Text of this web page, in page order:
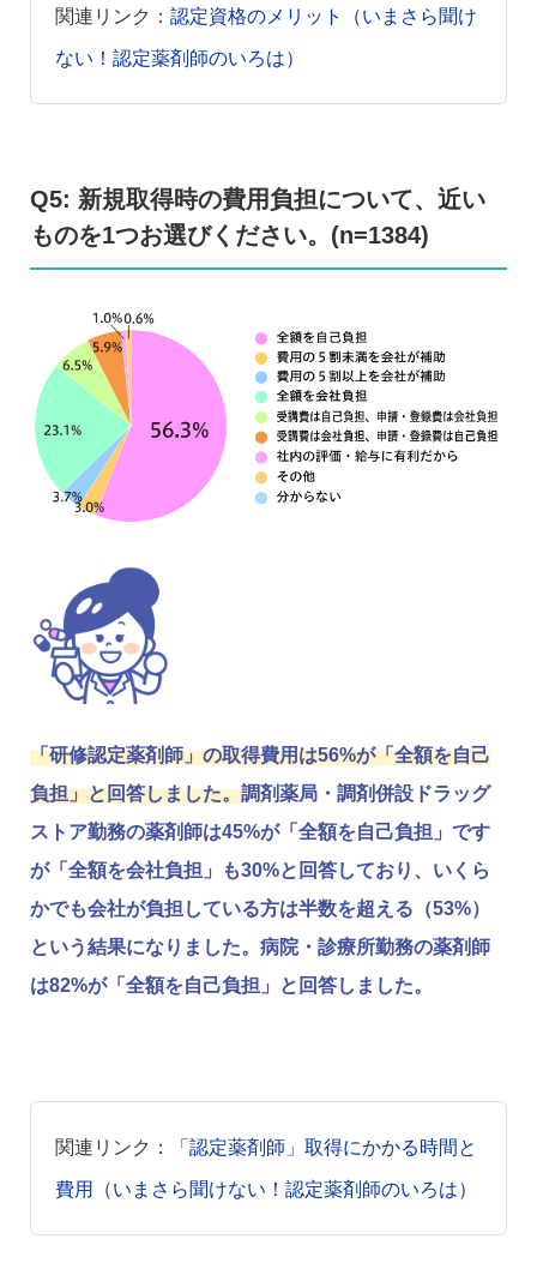
関連リンク： 認定資格のメリット（いまさら聞け
ない！認定薬剤師のいろは）
Q5: 新規取得時の費用負担について、近い
ものを1つお選びください。(n=1384)
「研修認定薬剤師」の取得費用は56%が「全額を自己
負担」と回答しました。調剤薬局・調剤併設ドラッグ
ストア勤務の薬剤師は45%が「全額を自己負担」です
が「全額を会社負担」も30%と回答しており、いくら
かでも会社が負担している方は半数を超える（53%）
という結果になりました。病院・診療所勤務の薬剤師
は82%が「全額を自己負担」と回答しました。
関連リンク： 「認定薬剤師」取得にかかる時間と
費用（いまさら聞けない！認定薬剤師のいろは）